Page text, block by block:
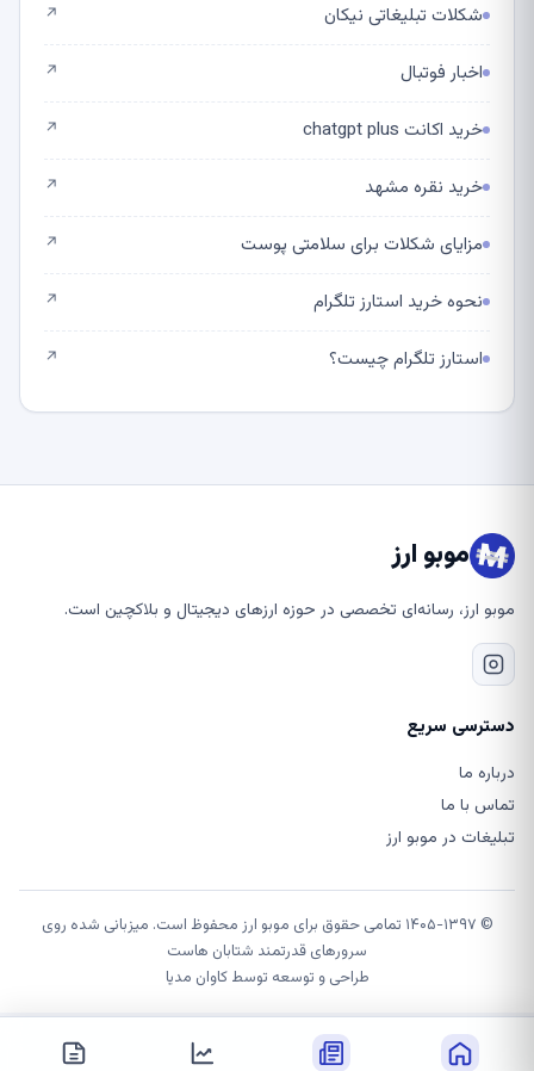
شکلات تبلیغاتی نیکان ↗
اخبار فوتبال ↗
خرید اکانت chatgpt plus ↗
خرید نقره مشهد ↗
مزایای شکلات برای سلامتی پوست ↗
نحوه خرید استارز تلگرام ↗
استارز تلگرام چیست؟ ↗
موبو ارز
موبو ارز، رسانه‌ای تخصصی در حوزه ارزهای دیجیتال و بلاکچین است.
دسترسی سریع
درباره ما
تماس با ما
تبلیغات در موبو ارز
© ۱۴۰۵-۱۳۹۷ تمامی حقوق برای موبو ارز محفوظ است. میزبانی شده روی
سرورهای قدرتمند شتابان هاست
طراحی و توسعه توسطکاوان مدیا